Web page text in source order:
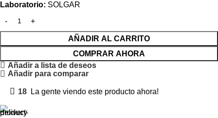
Laboratorio: SOLGAR
AÑADIR AL CARRITO
COMPRAR AHORA
Añadir a lista de deseos
Añadir para comparar
18 La gente viendo este producto ahora!